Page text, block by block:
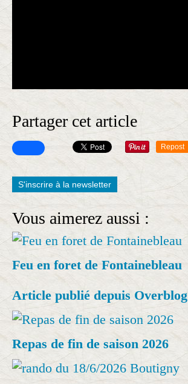
Partager cet article
Repost
S'inscrire à la newsletter
Vous aimerez aussi :
Feu en foret de Fontainebleau
Article publié depuis Overblog
Repas de fin de saison 2026